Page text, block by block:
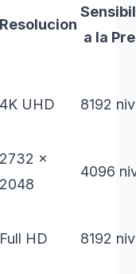
Resolucion
a la
4K UHD 8192
2732 x
2048
4096
Full HD 8192